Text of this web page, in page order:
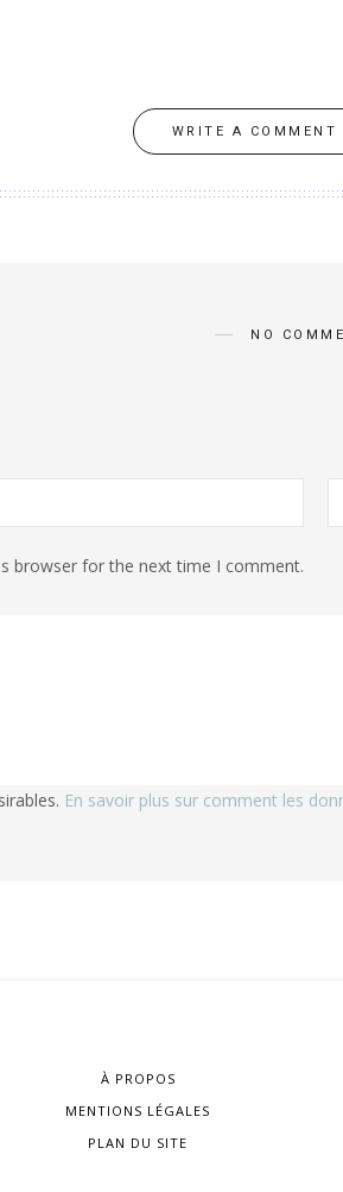
WRITE A COMMENT
NO
browser for the next time I comment.
En savoir plus sur comment les
À PROPOS
MENTIONS LÉGALES
PLAN DU SITE